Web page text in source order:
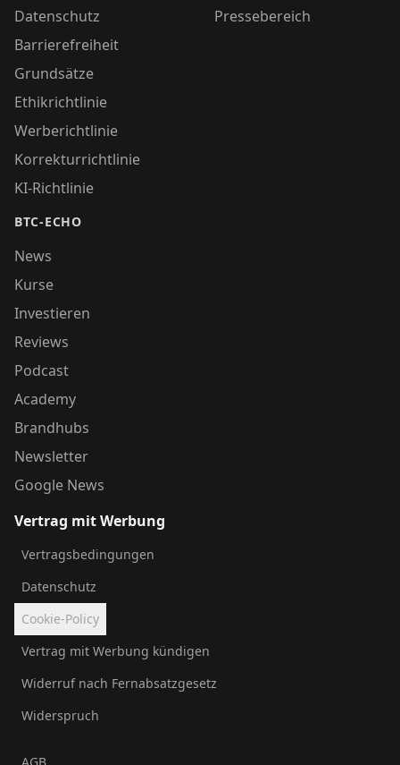
Datenschutz
Barrierefreiheit
Grundsätze
Ethikrichtlinie
Werberichtlinie
Korrekturrichtlinie
KI-Richtlinie
BTC-ECHO
News
Kurse
Investieren
Reviews
Podcast
Academy
Brandhubs
Newsletter
Google News
Pressebereich
Vertrag mit Werbung
Vertragsbedingungen
Datenschutz
Cookie-Policy
Vertrag mit Werbung kündigen
Widerruf nach Fernabsatzgesetz
Widerspruch
AGB